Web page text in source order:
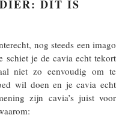
DIT IS
nog steeds een imago
schiet je de cavia echt tekort
niet zo eenvoudig om te
wil doen en je cavia echt
zijn cavia’s juist voor